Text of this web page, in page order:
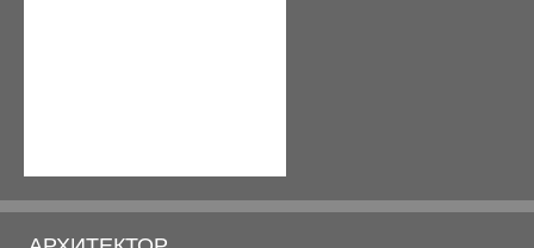
ЭСКИЗНЫЙ ПРОЕКТ КВАНТОРИУМА В Г. НОЯБРЬСК
ЧАСТНЫЕ МАЛОЭТАЖНЫЕ